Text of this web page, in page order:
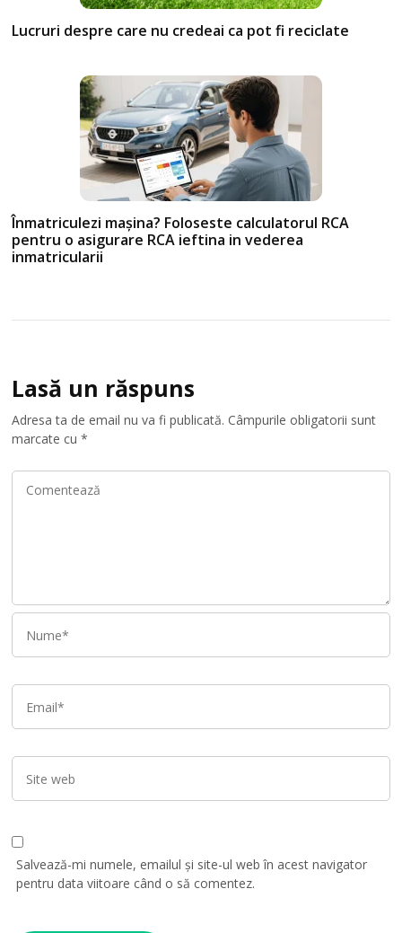
Lucruri despre care nu credeai ca pot fi reciclate
Înmatriculezi mașina? Foloseste calculatorul RCA
pentru o asigurare RCA ieftina in vederea
inmatricularii
Lasă un răspuns
Adresa ta de email nu va fi publicată. Câmpurile obligatorii sunt
marcate cu*
Salvează-mi numele, emailul și site-ul web în acest navigator
pentru data viitoare când o să comentez.